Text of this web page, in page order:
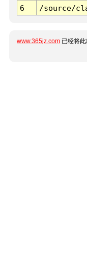
6
/source/
www.365jz.com 已经将